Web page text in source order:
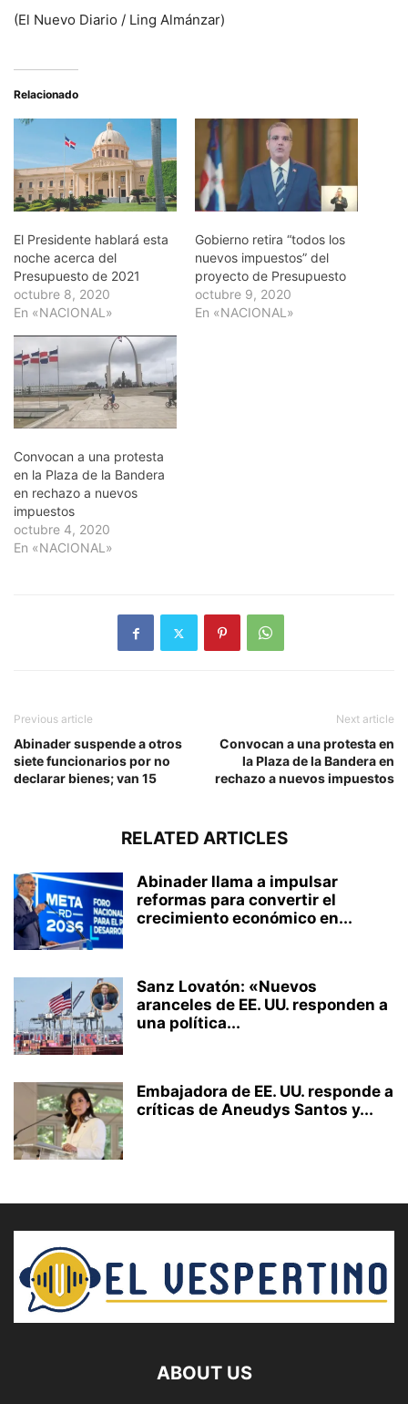
(El Nuevo Diario / Ling Almánzar)
Relacionado
El Presidente hablará esta
noche acerca del
Presupuesto de 2021
octubre 8, 2020
En «NACIONAL»
Gobierno retira “todos los
nuevos impuestos” del
proyecto de Presupuesto
octubre 9, 2020
En «NACIONAL»
Convocan a una protesta
en la Plaza de la Bandera
en rechazo a nuevos
impuestos
octubre 4, 2020
En «NACIONAL»
Previous article
Abinader suspende a otros
siete funcionarios por no
declarar bienes; van 15
Next article
Convocan a una protesta en
la Plaza de la Bandera en
rechazo a nuevos impuestos
RELATED ARTICLES
Abinader llama a impulsar
reformas para convertir el
crecimiento económico en...
Sanz Lovatón: «Nuevos
aranceles de EE. UU. responden a
una política...
Embajadora de EE. UU. responde a
críticas de Aneudys Santos y...
ABOUT US